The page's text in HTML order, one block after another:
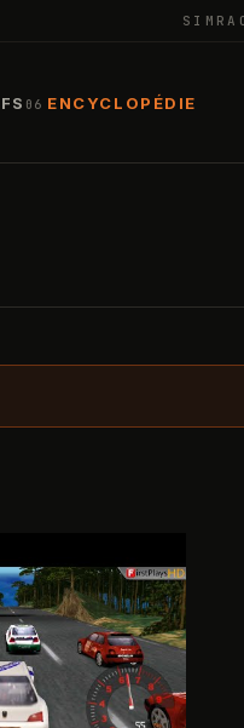
06 ENCYCLOPÉDIE